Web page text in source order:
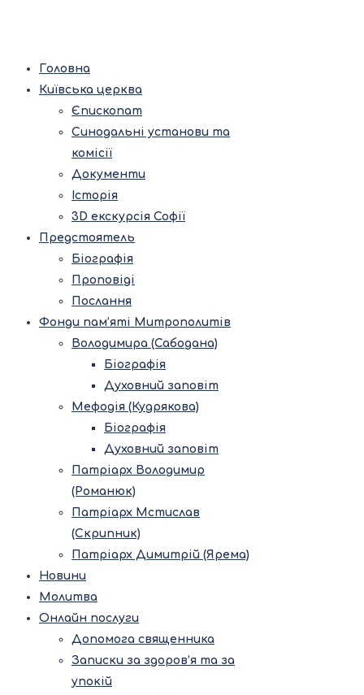
Головна
Київська церква
Єпископат
Синодальні установи та
комісії
Документи
Історія
3D екскурсія Софії
Предстоятель
Біографія
Проповіді
Послання
Фонди пам’яті Митрополитів
Володимира (Сабодана)
Біографія
Духовний заповіт
Мефодія (Кудрякова)
Біографія
Духовний заповіт
Патріарх Володимир
(Романюк)
Патріарх Мстислав
(Скрипник)
Патріарх Димитрій (Ярема)
Новини
Молитва
Онлайн послуги
Допомога священника
Записки за здоров’я та за
упокій